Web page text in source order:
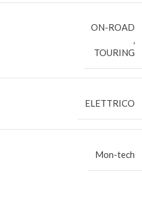
ON-ROAD
,
TOURING
ELETTRICO
Mon-tech